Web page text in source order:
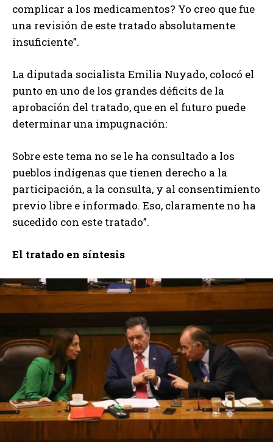
complicar a los medicamentos? Yo creo que fue
una revisión de este tratado absolutamente
insuficiente”.
La diputada socialista Emilia Nuyado, colocó el
punto en uno de los grandes déficits de la
aprobación del tratado, que en el futuro puede
determinar una impugnación:
Sobre este tema no se le ha consultado a los
pueblos indígenas que tienen derecho a la
participación, a la consulta, y al consentimiento
previo libre e informado. Eso, claramente no ha
sucedido con este tratado”.
El tratado en síntesis